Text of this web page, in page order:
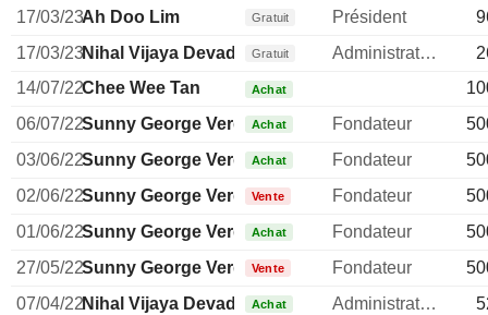
17/03/23Ah Doo Lim Gratuit Président
17/03/23Nihal Vijaya Devadas Kaviratne
Gratuit Administrateur
14/07/22Chee Wee Tan Achat
06/07/22Sunny George Verghese
Achat Fondateur
03/06/22Sunny George Verghese
Achat Fondateur
02/06/22Sunny George Verghese
Vente Fondateur
01/06/22Sunny George Verghese
Achat Fondateur
27/05/22Sunny George Verghese
Vente Fondateur
07/04/22Nihal Vijaya Devadas Kaviratne
Achat Administrateur